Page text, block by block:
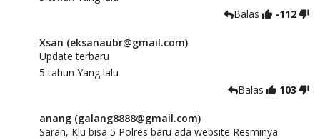
Balas
-112
Xsan (eksanaubr@gmail.com)
Update terbaru
5 tahun Yang lalu
Balas
103
anang (galang8888@gmail.com)
Saran, Klu bisa 5 Polres baru ada website Resminya